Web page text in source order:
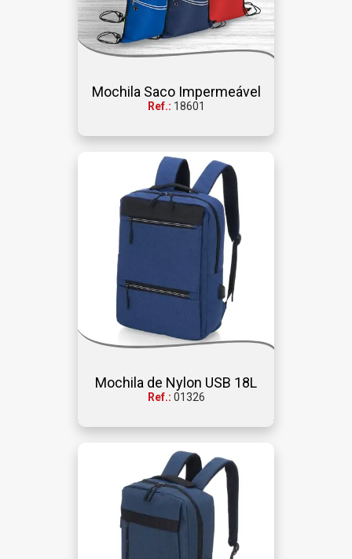
Mochila Saco Impermeável
Ref.: 18601
Mochila de Nylon USB 18L
Ref.: 01326